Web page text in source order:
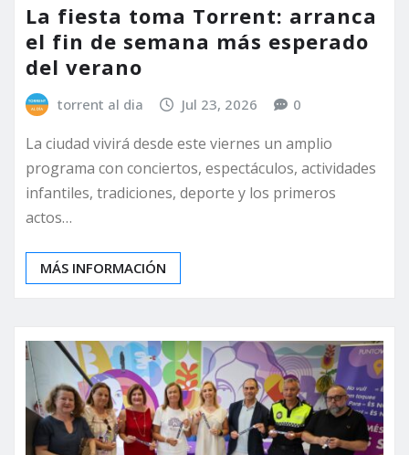
La fiesta toma Torrent: arranca
el fin de semana más esperado
del verano
torrent al dia Jul 23, 2026 0
La ciudad vivirá desde este viernes un amplio
programa con conciertos, espectáculos, actividades
infantiles, tradiciones, deporte y los primeros
actos…
MÁS INFORMACIÓN